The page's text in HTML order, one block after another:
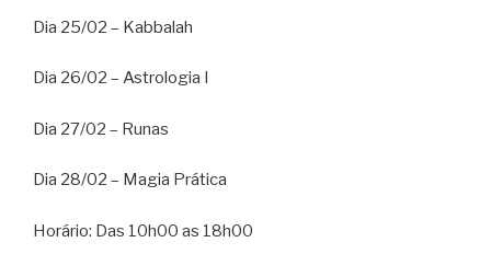
Dia 25/02 – Kabbalah
Dia 26/02 – Astrologia I
Dia 27/02 – Runas
Dia 28/02 – Magia Prática
Horário: Das 10h00 as 18h00